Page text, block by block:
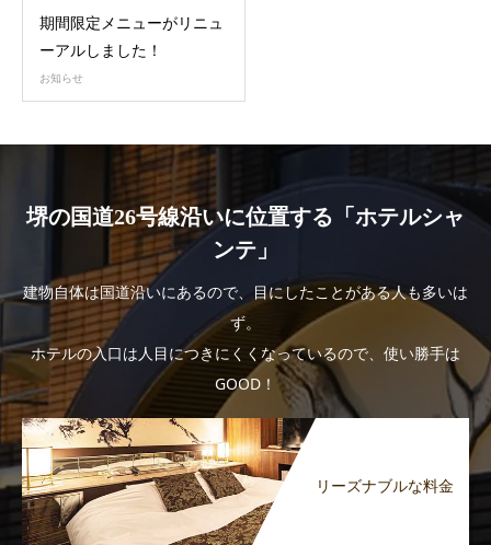
期間限定メニューがリニュ
ーアルしました！
お知らせ
堺の国道26号線沿いに位置する「ホテルシャ
ンテ」
建物自体は国道沿いにあるので、目にしたことがある人も多いは
ず。
ホテルの入口は人目につきにくくなっているので、使い勝手は
GOOD！
リーズナブルな料金